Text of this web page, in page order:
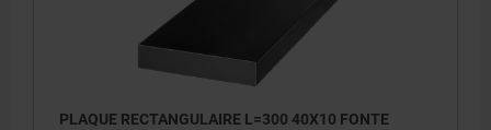
PLAQUE RECTANGULAIRE L=300 40X10 FONTE